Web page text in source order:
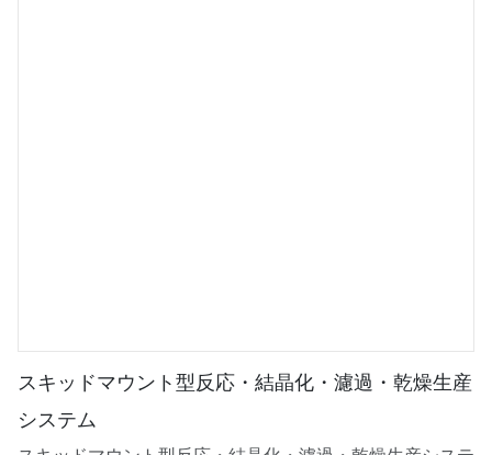
スキッドマウント型反応・結晶化・濾過・乾燥生産
システム